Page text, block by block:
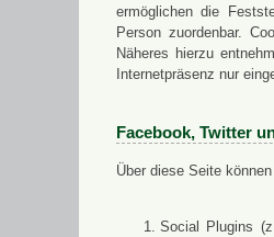
ermöglichen die
Person zuordenbar.
Näheres hierzu
Internetpräsenz nur
Facebook, Twitter
Über diese Seite
Social Plugins